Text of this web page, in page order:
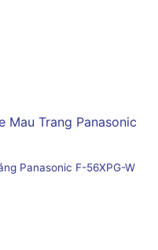
Panasonic F-56XPG-W